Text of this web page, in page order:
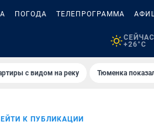
ПОГОДА ТЕЛЕПРОГРАММА
СЕЙЧАС
+26°C
с видом на реку Тюменка
К ПУБЛИКАЦИИ